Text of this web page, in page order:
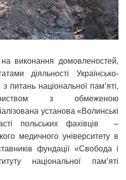
виконання домовленостей,
діяльності Українсько-
питань національної пам’яті,
з обмеженою
установа «Волинські
польських фахівців –
медичного університету в
фундації «Свобода і
національної пам’яті